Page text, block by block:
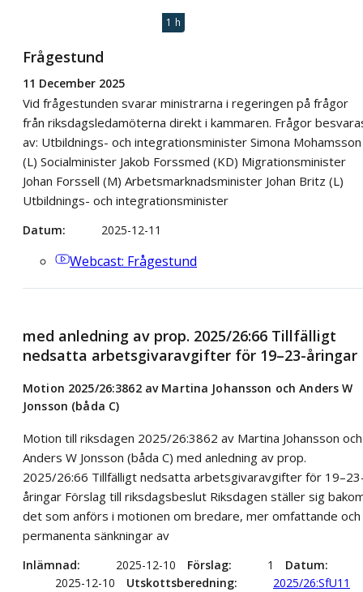
1 h
Frågestund
11 December 2025
Vid frågestunden svarar ministrarna i regeringen på frågor
från riksdagsledamöterna direkt i kammaren. Frågor
av: Utbildnings- och integrationsminister Simona Mohamsson
(L) Socialminister Jakob Forssmed (KD) Migrationsminister
Johan Forssell (M) Arbetsmarknadsminister Johan Britz (L)
Utbildnings- och integrationsminister
Datum 2025-12-11
Webcast: Frågestund
med anledning av prop. 2025/26:66 Tillfälligt
nedsatta arbetsgivaravgifter för 19–23-åringar
Motion 2025/26:3862 av Martina Johansson och Anders W
Jonsson (båda C)
Motion till riksdagen 2025/26:3862 av Martina Johansson och
Anders W Jonsson (båda C) med anledning av prop.
2025/26:66 Tillfälligt nedsatta arbetsgivaravgifter för
åringar Förslag till riksdagsbeslut Riksdagen ställer sig
det som anförs i motionen om bredare, mer omfattande och
permanenta sänkningar av
Inlämnad 2025-12-10 Förslag 1
Datum
2025-12-10
Utskottsberedning
2025/26:SfU11